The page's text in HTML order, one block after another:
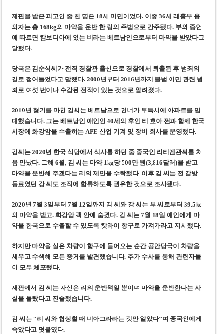
재판을 받은 피고인 중 한 명은 18세 미만이었다. 이중 36세 레홍부 용
의자는 총 168kg의 마약을 운반 한 링의 주범으로 간주됐다. 부의 증언
에 따르면 캄보디아에 있는 비라는 베트남인으로부터 마약을 받았다고
말했다.
당국은 김순식씨가 전직 경찰관 출신으로 경찰에서 퇴출된 후 범죄의
길로 접어들었다고 말했다. 2000년부터 2016년까지 불법 이민 관련 범
죄로 여섯 번이나 수감된 전적이 있는 것으로 알려졌다.
2019년 형기를 마친 김씨는 베트남으로 건너가 투득시에 아파트를 임
대했습니다. 그는 베트남인 애인인 40세의 후인 티 호아 쩐과 함께 한국
시장에 화강암을 수출하는 APE 산업 기계 및 장비 회사를 운영했다.
김씨는 2020년 한국 식당에서 식사를 하던 중 중국인 리티엔관씨를 처
음 만났다. 그해 6월, 김 씨는 마약 1kg당 500만 원(3,816달러)을 받고
마약을 운반해 주겠다는 리의 제안을 수락했다. 이후 김 씨는 전 감방
동료였던 강 씨도 조직에 합류하도록 권유한 것으로 조사됐다.
2020년 7월 3일부터 7월 12일까지 김 씨와 강 씨는 부 씨로부터 39.5㎏
의 마약을 받고. 화강암 팩 안에 숨겼다. 김 씨는 7월 18일 애인에게 마
약을 한국으로 수출할 수 있도록 캇라이 항구로 가져가라고 지시했다.
하지만 마약을 실은 차량이 항구에 들어오는 순간 공안당국이 차량을
세우고 수색해 모든 증거를 발견했습니다. 추가 수사를 통해 관련자들
이 모두 체포됐다.
재판에서 김 씨는 자신은 리의 운반책일 뿐이며 마약을 운반한다는 사
실을 몰랐다고 진술했습니다.
김 씨는 “리 씨와 협상할 때 비아그라라는 것만 알았다”며 중국인에게
속았다고 덧붙였다.